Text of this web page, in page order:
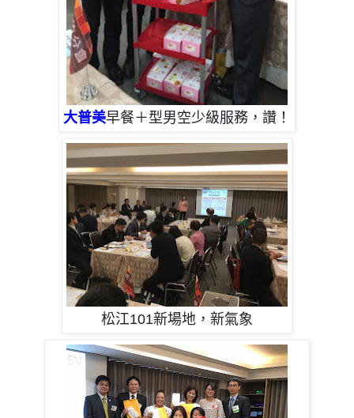
大普美早餐＋型男空少級服務， 讚 ！
松江101新場地，新氣象